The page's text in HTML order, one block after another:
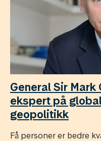
General Sir
ekspert på
geopolitikk
Få personer er bedre